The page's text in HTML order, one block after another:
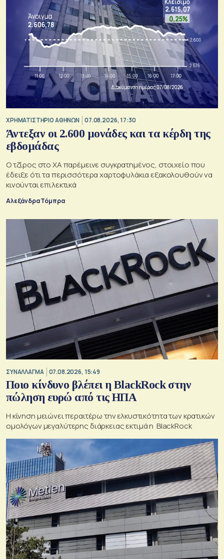
XΡΗΜΑΤΙΣΤΗΡΙΟ ΑΘΗΝΩΝ 07.08.2026, 17:30
Άντεξαν οι 2.600 μονάδες και τα κέρδη της
εβδομάδας
Ο τζίρος στο ΧΑ παρέμεινε συγκρατημένος, στοιχείο που
έδειξε ότι τα περισσότερα χαρτοφυλάκια εξακολουθούν να
κινούνται επιλεκτικά
Αλεξάνδρα Τόμπρα
ΣΥΝΑΛΛΑΓΜΑ 07.08.2026, 15:49
Ποιο κίνδυνο βλέπει η BlackRock στην
πώληση ευρώ από τις ΗΠΑ
Η κίνηση μειώνει περαιτέρω την ελκυστικότητα των κρατικών
ομολόγων μεγαλύτερης διάρκειας εκτιμά η BlackRock